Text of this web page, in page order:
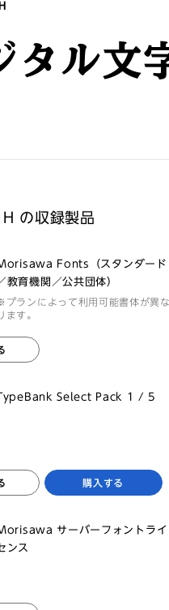
タル文
の収録製品
Fonts（スタンダード
教育機関／公共団体）
プランによって利用可能書体が異な
ます。
Select Pack 1 / 5
購入する
サーバーフォントライ
ンス